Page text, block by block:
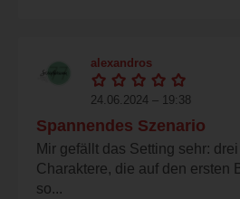
alexandros
24.06.2024 – 19:38
Spannendes Szenario
Mir gefällt das Setting sehr:
Charaktere, die auf den ersten
so...